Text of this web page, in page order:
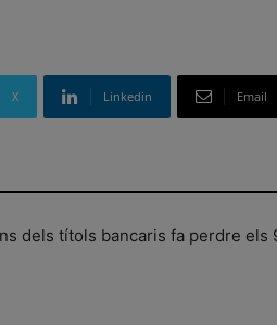
X Linkedin Email
dels títols bancaris fa perdre els